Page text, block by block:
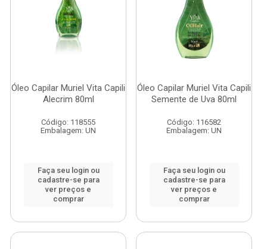
Óleo Capilar Muriel Vita Capili
Alecrim 80ml
Código: 118555
Embalagem: UN
Faça seu login ou
cadastre-se para
ver preços e
comprar
Óleo Capilar Muriel Vita Capili
Semente de Uva 80ml
Código: 116582
Embalagem: UN
Faça seu login ou
cadastre-se para
ver preços e
comprar